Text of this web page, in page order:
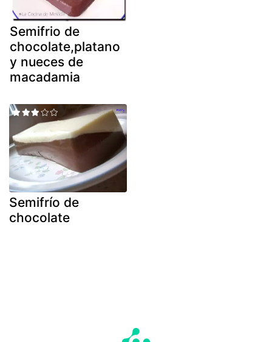
Semifrio de
chocolate,platano
y nueces de
macadamia
Semifrío de
chocolate